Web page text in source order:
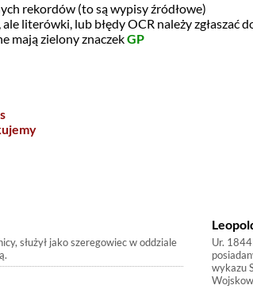
rekordów (to są wypisy źródłowe)
literówki, lub błędy OCR należy zgłaszać
mają zielony znaczekGP
służył jako szeregowiec w oddziale
Ur.
wykazu